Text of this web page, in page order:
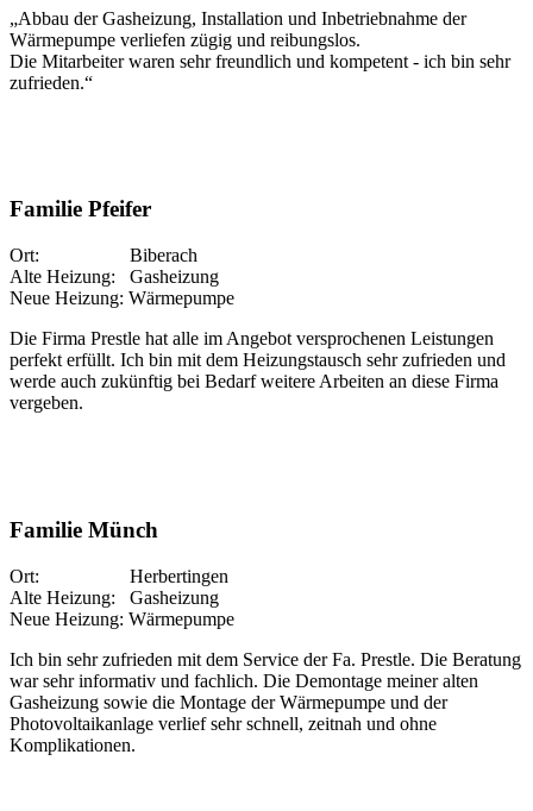
„Abbau der Gasheizung, Installation und Inbetriebnahme der
Wärmepumpe verliefen zügig und reibungslos.
Die Mitarbeiter waren sehr freundlich und kompetent - ich bin sehr
zufrieden.“
Familie Pfeifer
Ort: Biberach
Alte Heizung: Gasheizung
Neue Heizung: Wärmepumpe
Die Firma Prestle hat alle im Angebot versprochenen Leistungen
perfekt erfüllt. Ich bin mit dem Heizungstausch sehr zufrieden und
werde auch zukünftig bei Bedarf weitere Arbeiten an diese Firma
vergeben.
Familie Münch
Ort: Herbertingen
Alte Heizung: Gasheizung
Neue Heizung: Wärmepumpe
Ich bin sehr zufrieden mit dem Service der Fa. Prestle. Die Beratung
war sehr informativ und fachlich. Die Demontage meiner alten
Gasheizung sowie die Montage der Wärmepumpe und der
Photovoltaikanlage verlief sehr schnell, zeitnah und ohne
Komplikationen.